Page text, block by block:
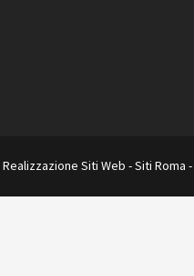
Realizzazione Siti Web -Siti Roma -